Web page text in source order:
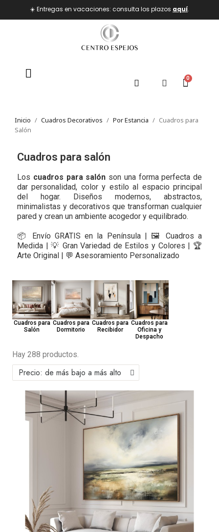
☀️ Entregas en vacaciones: consulta los plazos aquí.
Inicio Cuadros Decorativos Por Estancia
Cuadros para
Salón
Cuadros para salón
Los cuadros para salón son una forma perfecta de
dar personalidad, color y estilo al espacio principal
del hogar. Diseños modernos, abstractos,
minimalistas y decorativos que transforman cualquier
pared y crean un ambiente acogedor y equilibrado.
📦 Envío GRATIS en la Península | 🖼️ Cuadros a
Medida | 💡 Gran Variedad de Estilos y Colores | 🏆
Arte Original | 💬 Asesoramiento Personalizado
Cuadros para
Salón
Cuadros para
Dormitorio
Cuadros para
Recibidor
Cuadros para
Oficina y
Despacho
Hay 288 productos.